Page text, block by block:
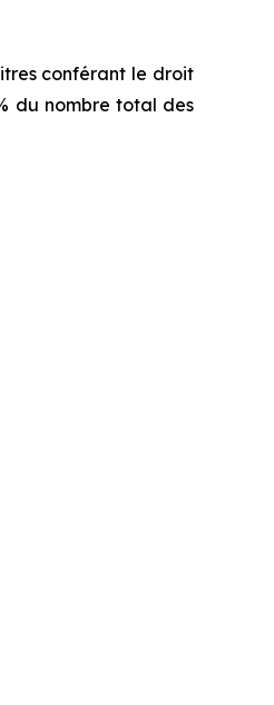
conférant le droit
du nombre total des